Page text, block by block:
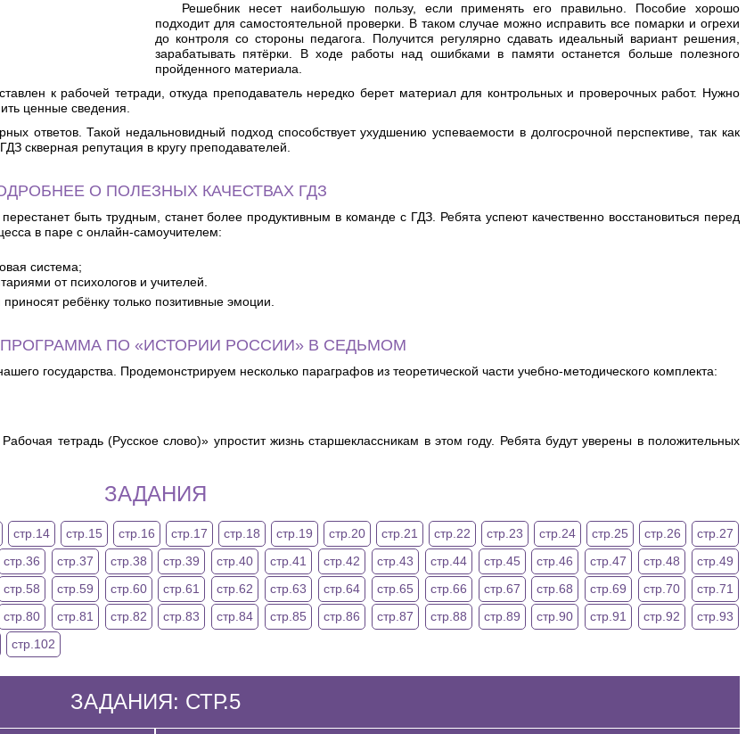
Решебник несет наибольшую пользу, если применять его правильно. Пособие хорошо
подходит для самостоятельной проверки. В таком случае можно исправить все помарки и огрехи
до контроля со стороны педагога. Получится регулярно сдавать идеальный вариант решения,
зарабатывать пятёрки. В ходе работы над ошибками в памяти останется больше полезного
пройденного материала.
к рабочей тетради, откуда преподаватель нередко берет материал для контрольных и проверочных работ. Нужно
ценные сведения.
ответов. Такой недальновидный подход способствует ухудшению успеваемости в долгосрочной перспективе, так как
скверная репутация в кругу преподавателей.
О ПОЛЕЗНЫХ КАЧЕСТВАХ ГДЗ
быть трудным, станет более продуктивным в команде с ГДЗ. Ребята успеют качественно восстановиться перед
в паре с онлайн-самоучителем:
система;
от психологов и учителей.
ребёнку только позитивные эмоции.
ПО «ИСТОРИИ РОССИИ» В СЕДЬМОМ
государства. Продемонстрируем несколько параграфов из теоретической части учебно-методического комплекта:
тетрадь (Русское слово)» упростит жизнь старшеклассникам в этом году. Ребята будут уверены в положительных
ЗАДАНИЯ
стр.14 стр.15 стр.16 стр.17 стр.18 стр.19 стр.20 стр.21 стр.22 стр.23 стр.24 стр.25 стр.26
стр.27
стр.36 стр.37 стр.38 стр.39 стр.40 стр.41 стр.42 стр.43 стр.44 стр.45 стр.46 стр.47 стр.48
стр.49
стр.58 стр.59 стр.60 стр.61 стр.62 стр.63 стр.64 стр.65 стр.66 стр.67 стр.68 стр.69 стр.70
стр.71
стр.80 стр.81 стр.82 стр.83 стр.84 стр.85 стр.86 стр.87 стр.88 стр.89 стр.90 стр.91 стр.92
стр.93
стр.102
ЗАДАНИЯ: СТР.5